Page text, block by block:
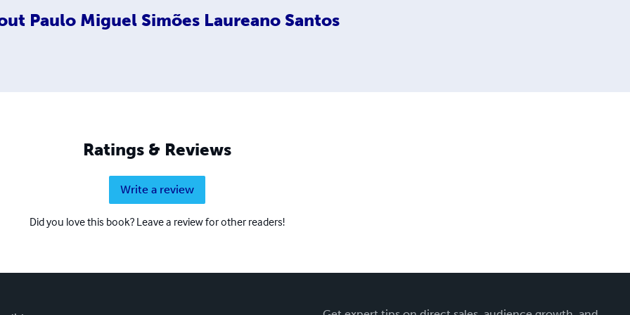
Paulo Miguel Simões Laureano Santos
Ratings & Reviews
Write a review
Did you love this book? Leave a review for other readers!